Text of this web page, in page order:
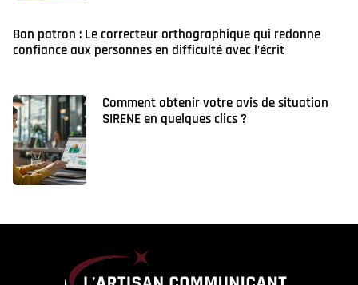
Bon patron : Le correcteur orthographique qui redonne
confiance aux personnes en difficulté avec l’écrit
Comment obtenir votre avis de situation
SIRENE en quelques clics ?